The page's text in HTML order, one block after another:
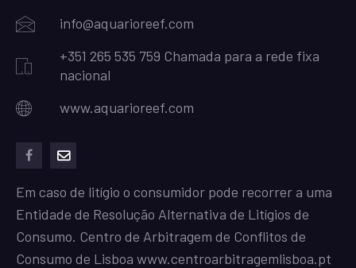
info@aquarioreef.com
+351 265 535 759 Chamada para a rede fixa
nacional
www.aquarioreef.com
Em caso de litígio o consumidor pode recorrer a uma
Entidade de Resolução Alternativa de Litígios de
Consumo. Centro de Arbitragem de Conflitos de
Consumo de Lisboa www.centroarbitragemlisboa.pt